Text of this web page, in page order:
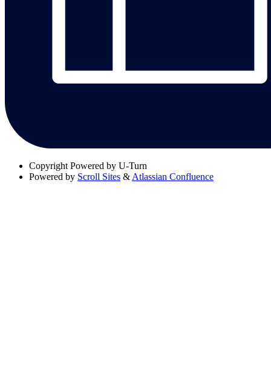
Copyright Powered by U-Turn
Powered by Scroll Sites & Atlassian Confluence